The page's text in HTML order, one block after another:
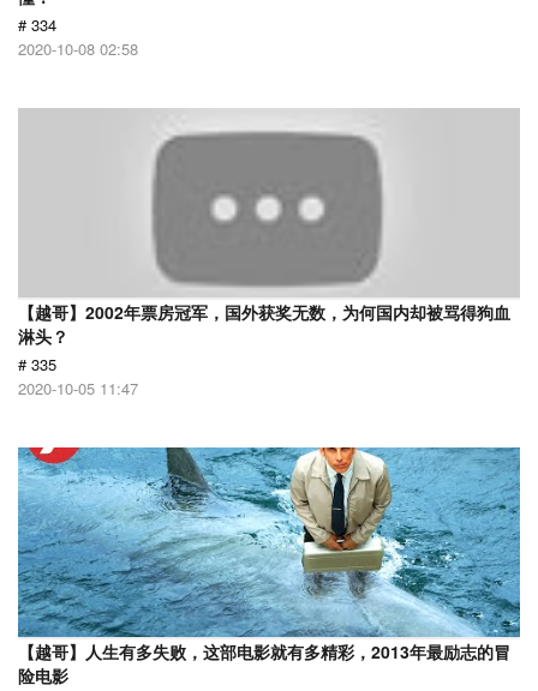
# 334
2020-10-08 02:58
【越哥】2002年票房冠军，国外获奖无数，为何国内却被骂得狗血
淋头？
# 335
2020-10-05 11:47
【越哥】人生有多失败，这部电影就有多精彩，2013年最励志的冒
险电影